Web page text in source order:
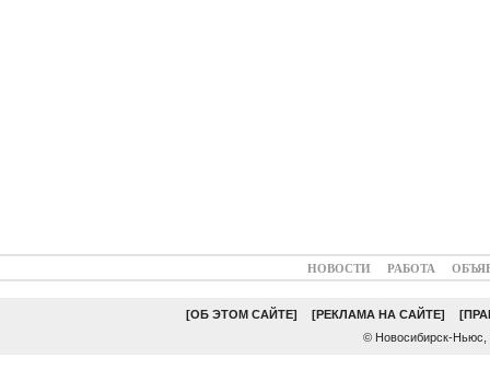
НОВОСТИ РАБОТА
[ОБ ЭТОМ САЙТЕ] [РЕКЛАМА НА САЙТЕ]
© Новосибирск-Ньюс,